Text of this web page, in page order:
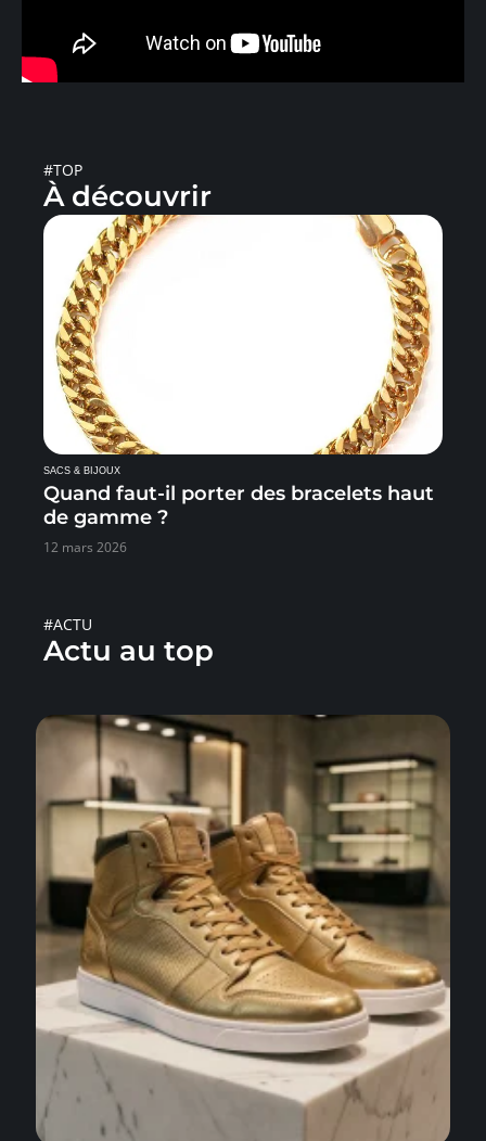
#TOP
À découvrir
SACS & BIJOUX
Quand faut-il porter des bracelets haut
de gamme ?
12 mars 2026
#ACTU
Actu au top